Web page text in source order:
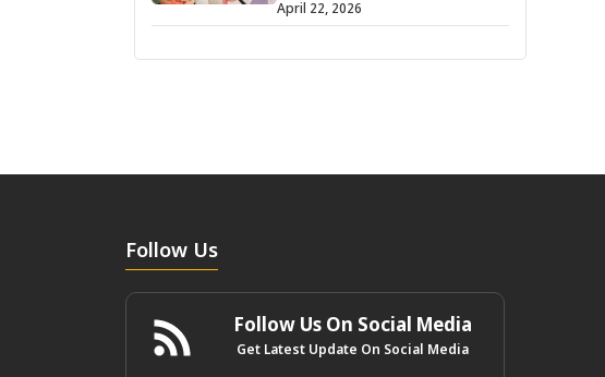
April 22, 2026
Follow Us
Follow Us On Social Media
Get Latest Update On Social Media